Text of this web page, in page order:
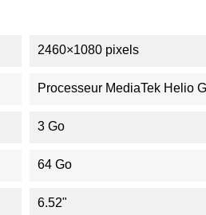
2460×1080 pixels
Processeur MediaTek Helio
3 Go
64 Go
6.52"